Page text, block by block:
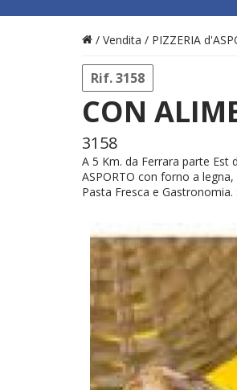
/ Vendita / PIZZERIA
Rif. 3158
CON
3158
A 5 Km. da Ferrara parte Est
ASPORTO con forno a
Pasta Fresca e Gastronomia.